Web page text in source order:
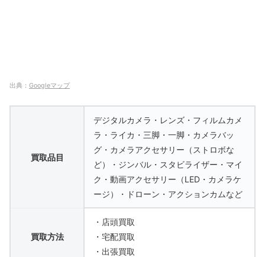
出典： Googleマップ
買取品目
デジタルカメラ・レンズ・フィルムカメ
ラ・ライカ・三脚・一脚・カメラバッ
グ・カメラアクセサリー（ストロボな
ど）・ジンバル・スタビライザー・マイ
ク・動画アクセサリー（LED・カメラケ
ージ）・ドローン・アクションカムなど
買取方法
・店頭買取
・宅配買取
・出張買取